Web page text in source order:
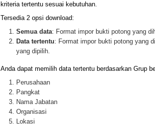
kriteria tertentu sesuai kebutuhan.
Tersedia 2 opsi download:
Semua data: Format impor bukti potong yang
Data tertentu: Format impor bukti potong yang
yang dipilih.
Anda dapat memilih data tertentu berdasarkan Grup
Perusahaan
Pangkat
Nama Jabatan
Organisasi
Lokasi